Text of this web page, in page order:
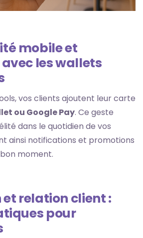
mobile et
les wallets
vos clients ajoutent leur carte
ou Google Pay. Ce geste
dans le quotidien de vos
ainsi notifications et promotions
moment.
relation client :
pour